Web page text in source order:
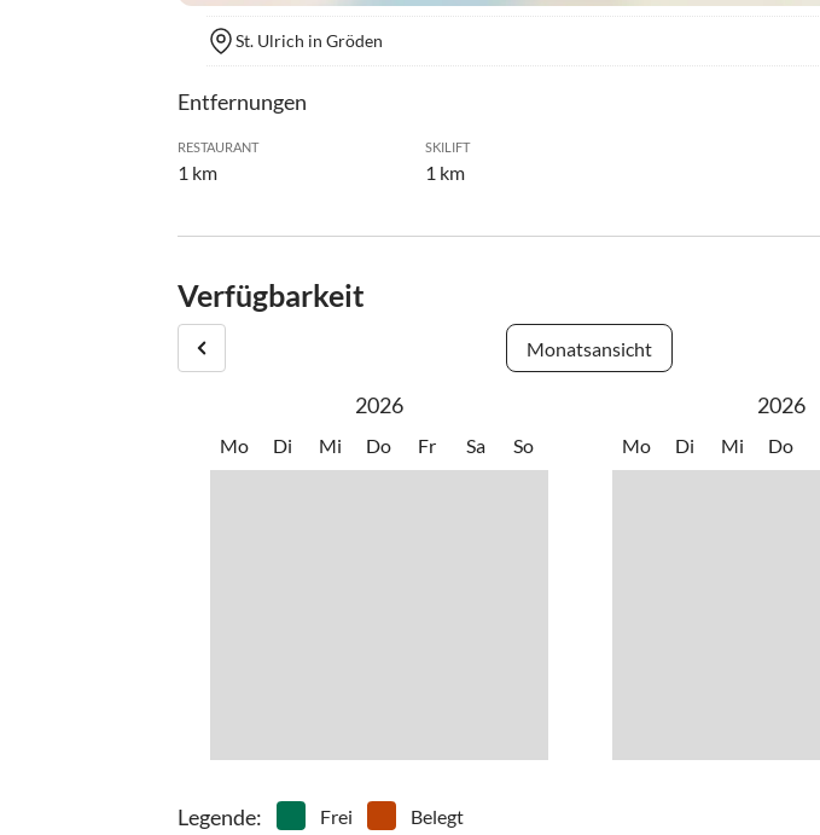
St. Ulrich in Gröden
Entfernungen
RESTAURANT
1 km
SKILIFT
1 km
Verfügbarkeit
Monatsansicht
2026
Mo Di Mi Do Fr Sa So
2026
Mo Di Mi Do
Legende: Frei Belegt